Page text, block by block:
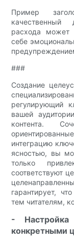
Пример
качественный
расхода может
себе
###
Создание
регулирующий
вашей
контента.
интеграцию
ясностью, вы
только
соответствуют
гарантирует,
тем читателям,
- Настройка
конкретными